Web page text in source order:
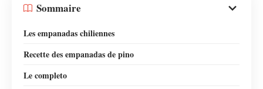
Sommaire
Les empanadas chiliennes
Recette des empanadas de pino
Le completo